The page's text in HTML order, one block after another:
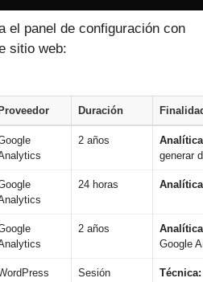
el panel de configuración con
sitio web:
Proveedor Duración
2 años
generar
24 horas
2 años
Google
Sesión Técnica: